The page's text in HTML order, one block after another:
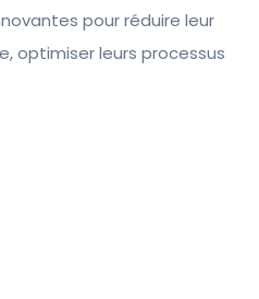
pour réduire leur
optimiser leurs processus